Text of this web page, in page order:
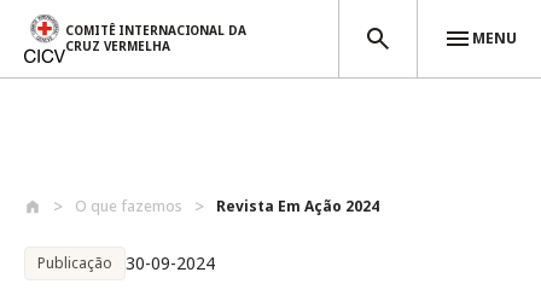
COMITÊ INTERNACIONAL DA
CRUZ VERMELHA
MENU
O que fazemos Revista Em Ação 2024
Publicação 30-09-2024